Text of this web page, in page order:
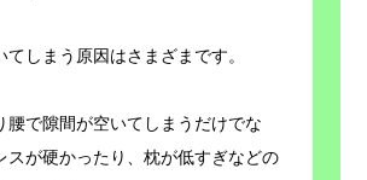
てしまう原因はさまざまです。
腰で隙間が空いてしまうだけでな
スが硬かったり、枕が低すぎなどの